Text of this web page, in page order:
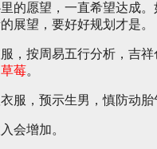
的愿望，一直希望达成
展望，要好好规划才是。
，按周易五行分析，吉祥
草莓。
服，预示生男，慎防动胎
会增加。